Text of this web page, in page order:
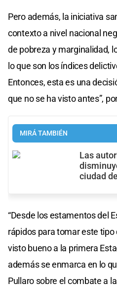
Pero además, la iniciativa
contexto a nivel nacional
de pobreza y marginalidad,
lo que son los índices
Entonces, esta es una
que no se ha visto antes”,
MIRÁ TAMBIÉN
Las
ciudad
“Desde los estamentos del
rápidos para tomar este tipo
visto bueno a la primera
además se enmarca en lo
Pullaro sobre el combate a